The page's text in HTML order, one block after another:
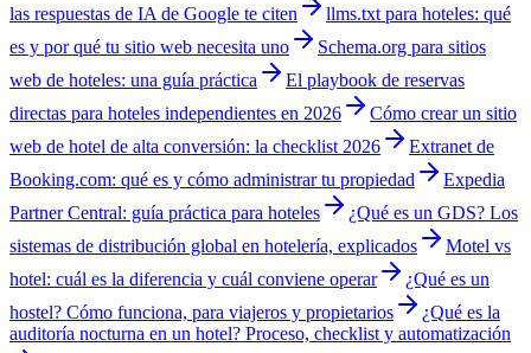
las respuestas de IA de Google te citen
llms.txt para hoteles: qué
es y por qué tu sitio web necesita uno
Schema.org para sitios
web de hoteles: una guía práctica
El playbook de reservas
directas para hoteles independientes en 2026
Cómo crear un sitio
web de hotel de alta conversión: la checklist 2026
Extranet de
Booking.com: qué es y cómo administrar tu propiedad
Expedia
Partner Central: guía práctica para hoteles
¿Qué es un GDS? Los
sistemas de distribución global en hotelería, explicados
Motel vs
hotel: cuál es la diferencia y cuál conviene operar
¿Qué es un
hostel? Cómo funciona, para viajeros y propietarios
¿Qué es la
auditoría nocturna en un hotel? Proceso, checklist y automatización